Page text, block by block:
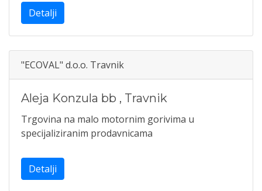
Detalji
"ECOVAL" d.o.o. Travnik
Aleja Konzula bb , Travnik
Trgovina na malo motornim gorivima u
specijaliziranim prodavnicama
Detalji